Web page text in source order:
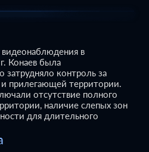
в
Конаев была
затрудняло контроль за
прилегающей территории.
отсутствие полного
наличие слепых зон
для длительного